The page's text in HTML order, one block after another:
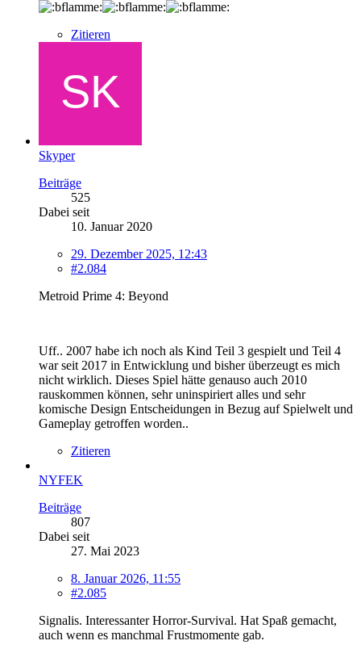
Zitieren
Skyper
Beiträge
525
Dabei seit
10. Januar 2020
29. Dezember 2025, 12:43
#2.084
Metroid Prime 4: Beyond
Uff.. 2007 habe ich noch als Kind Teil 3 gespielt und Teil 4
war seit 2017 in Entwicklung und bisher überzeugt es mich
nicht wirklich. Dieses Spiel hätte genauso auch 2010
rauskommen können, sehr uninspiriert alles und sehr
komische Design Entscheidungen in Bezug auf Spielwelt und
Gameplay getroffen worden..
Zitieren
NYFEK
Beiträge
807
Dabei seit
27. Mai 2023
8. Januar 2026, 11:55
#2.085
Signalis. Interessanter Horror-Survival. Hat Spaß gemacht,
auch wenn es manchmal Frustmomente gab.